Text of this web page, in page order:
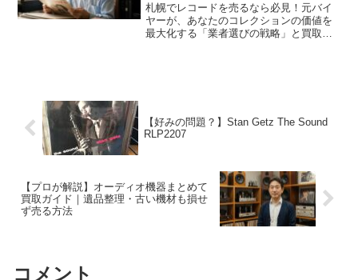
札幌でレコードを売るなら必見！元バイ
ヤーが、あなたのコレクションの価値を
最大化する「業者選びの戦略」と買取相
【好みの問題？】Stan Getz The Sound
RLP2207
【プロが解説】オーディオ機器まとめて
買取ガイド｜遺品整理・古い機材も損せ
ず売る方法
コメント